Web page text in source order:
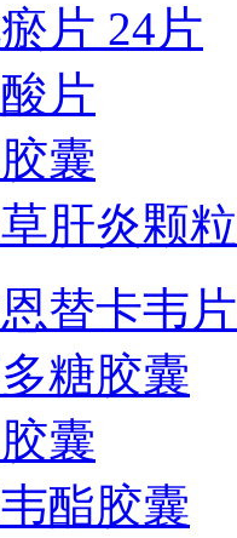
片 24片
片
囊
肝炎颗粒
替卡韦片
糖胶囊
囊
酯胶囊